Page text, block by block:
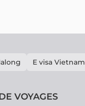
E visa Vietnam
VOYAGES